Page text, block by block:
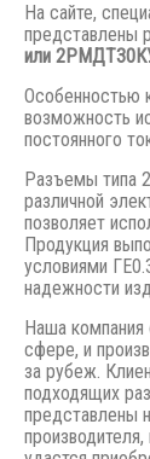
На сайте,
представлены
или
Особенностью
возможность
постоянного
Разъемы типа
различной
позволяет
Продукция
условиями
надежности
Наша
сфере, и
за рубеж.
подходящих
представлены